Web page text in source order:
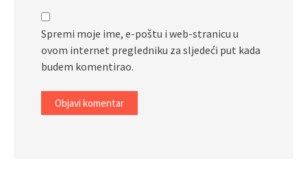
Spremi moje ime, e-poštu i web-stranicu u
ovom internet pregledniku za sljedeći put kada
budem komentirao.